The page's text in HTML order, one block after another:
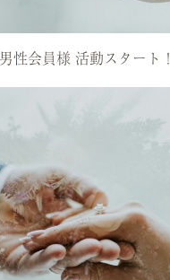
性会員様 活動スタート！